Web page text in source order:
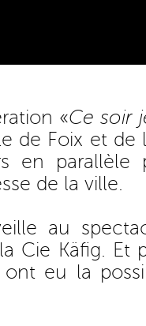
«Ce soir
de Foix et de
en
de la ville.
au
Cie Käfig. Et
eu la